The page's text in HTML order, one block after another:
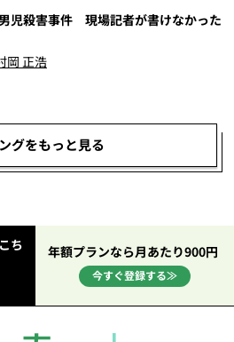
児殺害事件 現場記者が書けなかった
岡 正浩
グをもっと見る
ち
年額プランなら月あたり900円
今すぐ登録する≫